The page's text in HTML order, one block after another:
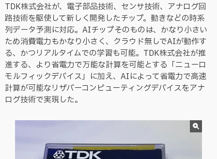
TDK株式会社が、電子部品技術、センサ技術、アナログ回
路技術を駆使して新しく開発したチップ。動きなどの時系
列データ予測に対応。AIチップそのものは、かなり小さい
ため消費電力もかなり小さく、クラウド無しでAIが動作す
る、かつリアルタイムでの学習も可能。TDK株式会社が推
進する、より省電力で万能な計算を可能とする「ニューロ
モルフィックデバイス」に加え、AIによって省電力で高速
計算が可能なリザバーコンピューティングデバイスをアナ
ログ技術で実現した。